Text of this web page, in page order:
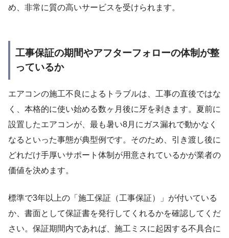
め、非常に質の高いサービスを受けられます。
工事保証の期間やアフターフォローの体制が整
っているか
エアコンの施工不良によるトラブルは、工事の直後ではな
く、本格的に使い始める数ヶ月後に牙を剥きます。夏前に
設置したエアコンが、最も暑い8月にガス漏れで動かなく
なるといった事態が典型例です。そのため、引き渡し後に
どれだけ手厚いサポート体制が用意されているかが業者の
価値を決めます。
標準で3年以上の「施工保証（工事保証）」が付いている
か、書面として保証書を発行してくれるかを確認してくだ
さい。保証期間内であれば、施工ミスに起因する不具合に